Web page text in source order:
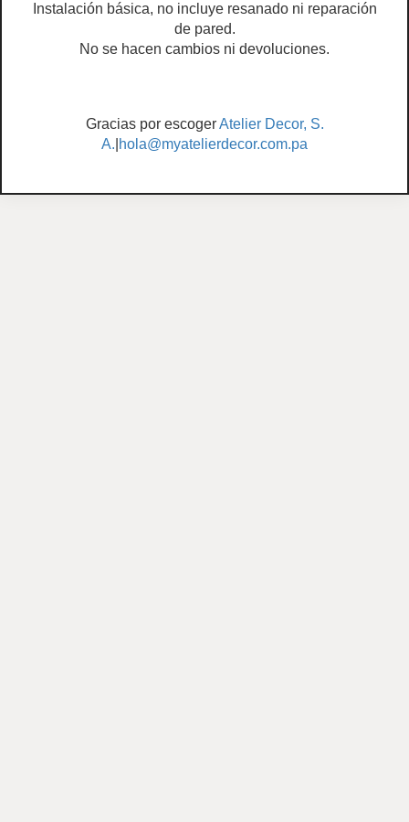
Instalación básica, no incluye resanado ni reparación
de pared.
No se hacen cambios ni devoluciones.
Gracias por escogerAtelier Decor, S.
A. hola@myatelierdecor.com.pa